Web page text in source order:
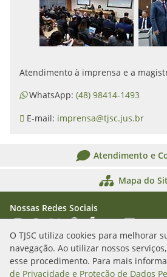
O TJSC utiliza cookies para melhorar
navegação. Ao utilizar nossos
esse procedimento. Para mais
de Privacidade e Proteção de Dados
Atendimento à imprensa e a
WhatsApp: (48) 98414-1493
E-mail: imprensa@tjsc.jus.br
Atendimento e
Mapa do
Nossas Redes Sociais
Acessar Instagram
Acessar WhatsApp
Acessar XAcessar Threads
Acessar Facebook
AcessarAcessar
Rua Álvaro Millen da Silveira, n. 208
Florianópolis/SC - CEP: 88020-901